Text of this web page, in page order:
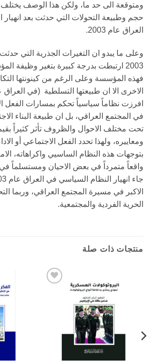
ومتوقعة الى حد ما، ولكن هذا الوصف
حجم وطبيعة التحولات التي حدثت بعد
العراق عام 2003.
وعلى ما يبدو ان التغيرات الجذرية التي
2003 ارتبطت بدرجة كبيرة بتغير وظيفة
فهذه المؤسسة وعلى الرغم من كينونتها
الاخرى الا ان طبيعتها التسلطية (في
افرزت نظاماً سياسياً تحكم بمسارات الفعل
في المجتمع العراقي، بل ان طبيعة البناء
تحت مختلف الاحوال والظروف تأثر كثيراً
ومعاييره، ولهذا تحدد الفعل الاجتماعي أو
بتوجهات هذه النظام الساسيي واكراهاته،
واقعاً متمرداً في بعض الاحيان ومستسلماً
الاكبر في مسيرة المجتمع العراقي، وربما
الحرية الفردية والمجتمعية.
منتجات ذات صلة